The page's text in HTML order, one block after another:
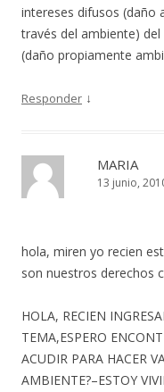
intereses difusos (daño
través del ambiente)
(daño propiamente
Responder ↓
MARIA
13 junio,
hola, miren yo recien
son nuestros derechos
HOLA, RECIEN
TEMA,ESPERO
ACUDIR PARA HACER
AMBIENTE?–ESTOY